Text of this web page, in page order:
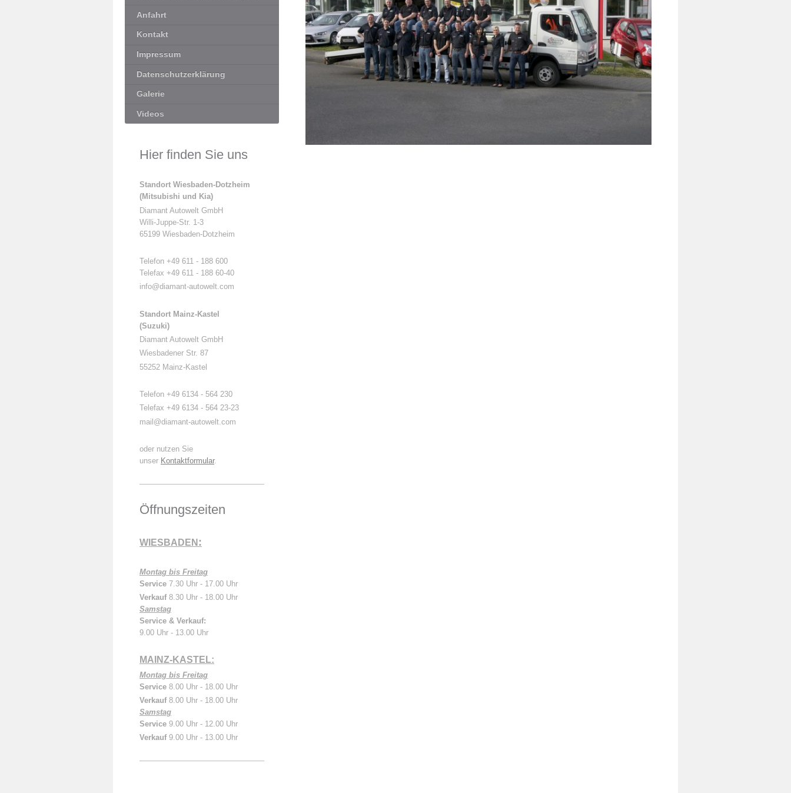
Anfahrt
Kontakt
Impressum
Datenschutzerklärung
Galerie
Videos
Hier finden Sie uns
Standort Wiesbaden-Dotzheim
(Mitsubishi und Kia)
Diamant Autowelt GmbH
Willi-Juppe-Str. 1-3
65199 Wiesbaden-Dotzheim
Telefon +49 611 - 188 600
Telefax +49 611 - 188 60-40
info@diamant-autowelt.com
Standort Mainz-Kastel
(Suzuki)
Diamant Autowelt GmbH
Wiesbadener Str. 87
55252 Mainz-Kastel
Telefon +49 6134 - 564 230
Telefax +49 6134 - 564 23-23
mail@diamant-autowelt.com
oder nutzen Sie
unser Kontaktformular.
Öffnungszeiten
WIESBADEN :
Montag bis Freitag
Service 7.30 Uhr - 17.00 Uhr
Verkauf8.30 Uhr - 18.00 Uhr
Samstag
Service & Verkauf:
9.00 Uhr - 13.00 Uhr
MAINZ-KASTEL:
Montag bis Freitag
Service 8.00 Uhr - 18.00 Uhr
Verkauf8.00 Uhr - 18.00 Uhr
Samstag
Service 9.00 Uhr - 12.00 Uhr
Verkauf9.00 Uhr - 13.00 Uhr